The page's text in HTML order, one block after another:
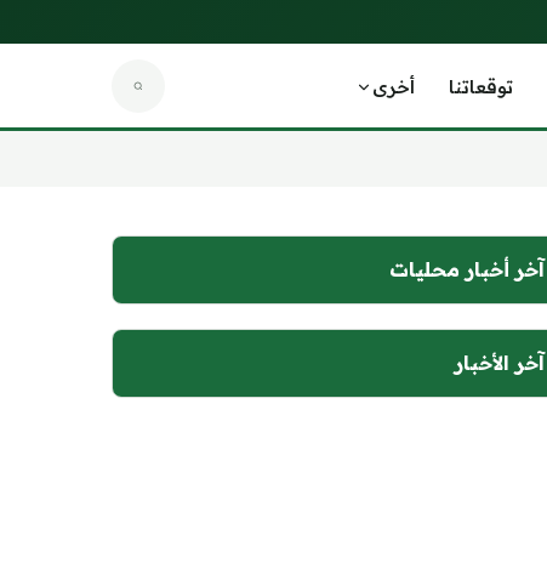
توقعاتنا أخرى
آخر أخبار محليات
آخر الأخبار